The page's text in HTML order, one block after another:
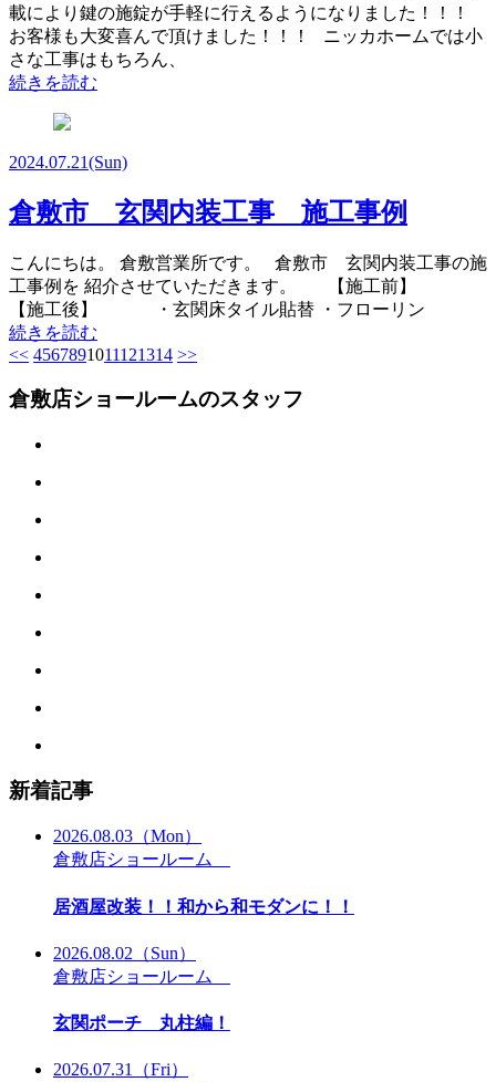
載により鍵の施錠が手軽に行えるようになりました！！！
お客様も大変喜んで頂けました！！！ ニッカホームでは小
さな工事はもちろん、
続きを読む
2024.07.21(Sun)
倉敷市 玄関内装工事 施工事例
こんにちは。 倉敷営業所です。 倉敷市 玄関内装工事の施
工事例を 紹介させていただきます。 【施工前】
【施工後】 ・玄関床タイル貼替 ・フローリン
続きを読む
<< 4567891011121314 >>
倉敷店ショールームのスタッフ
新着記事
2026.08.03 （Mon）
倉敷店ショールーム
居酒屋改装！！和から和モダンに！！
2026.08.02 （Sun）
倉敷店ショールーム
玄関ポーチ 丸柱編！
2026.07.31 （Fri）